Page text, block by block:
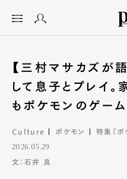
【三村マサカズが
して息子とプレイ。
もポケモンのゲーム
Culture ポケモン 特集『ポ
2026.05.29
文：石井 良